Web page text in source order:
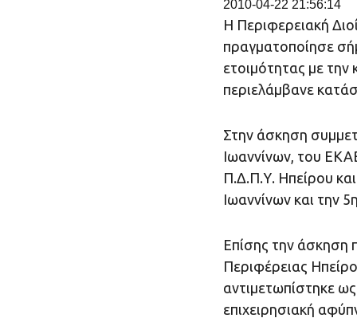
2010-04-22 21:56:14
Η Περιφερειακή
πραγματοποίησε
ετοιμότητας με
περιελάμβανε
Στην άσκηση
Ιωαννίνων, του
Π.Δ.Π.Υ. Ηπείρου
Ιωαννίνων και την
Επίσης την άσκηση
Περιφέρειας
αντιμετωπίστηκε
επιχειρησιακή